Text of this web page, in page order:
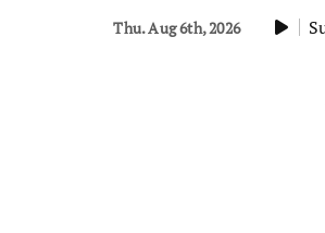
Thu. Aug 6th, 2026